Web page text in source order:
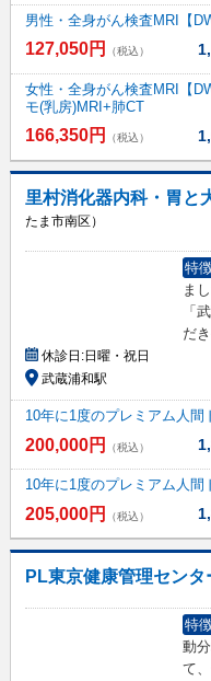
男性・全身がん検査MRI【
127,050円 （税込）
女性・全身がん検査MRI【
モ(乳房)MRI+肺CT
166,350円 （税込）
里村消化器内科・胃と
たま市南区）
特
まし
「
だ
休診日:日曜・祝日
武蔵浦和駅
10年に1度のプレミアム人間
200,000円 （税込）
10年に1度のプレミアム人
205,000円 （税込）
PL東京健康管理センタ
特
動
て